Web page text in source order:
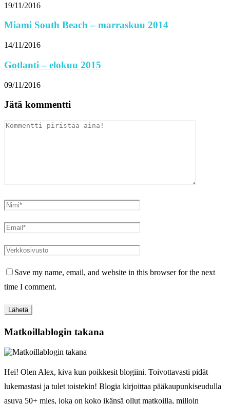
19/11/2016
Miami South Beach – marraskuu 2014
14/11/2016
Gotlanti – elokuu 2015
09/11/2016
Jätä kommentti
Save my name, email, and website in this browser for the next
time I comment.
Matkoillablogin takana
Hei! Olen Alex, kiva kun poikkesit blogiini. Toivottavasti pidät
lukemastasi ja tulet toistekin! Blogia kirjoittaa pääkaupunkiseudulla
asuva 50+ mies, joka on koko ikänsä ollut matkoilla, milloin